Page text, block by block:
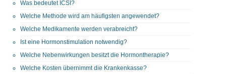
Was bedeutet ICSI?
Welche Methode wird am häufigsten angewendet?
Welche Medikamente werden verabreicht?
Ist eine Hormonstimulation notwendig?
Welche Nebenwirkungen besitzt die Hormontherapie?
Welche Kosten übernimmt die Krankenkasse?